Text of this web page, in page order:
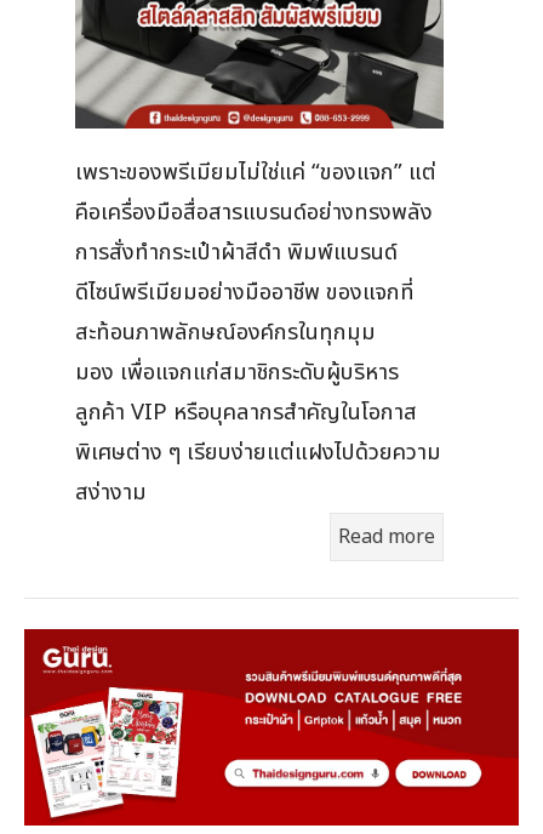
เพราะของพรีเมียมไม่ใช่แค่ “ของแจก” แต่
คือเครื่องมือสื่อสารแบรนด์อย่างทรงพลัง
การสั่งทำกระเป๋าผ้าสีดำ พิมพ์แบรนด์
ดีไซน์พรีเมียมอย่างมืออาชีพ ของแจกที่
สะท้อนภาพลักษณ์องค์กรในทุกมุม
มอง เพื่อแจกแก่สมาชิกระดับผู้บริหาร
ลูกค้า VIP หรือบุคลากรสำคัญในโอกาส
พิเศษต่าง ๆ เรียบง่ายแต่แฝงไปด้วยความ
สง่างาม
Read more